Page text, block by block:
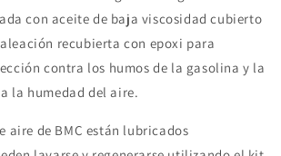
con aceite de baja viscosidad cubierto
recubierta con epoxi para
contra los humos de la gasolina y la
la humedad del aire.
aire de BMC están lubricados